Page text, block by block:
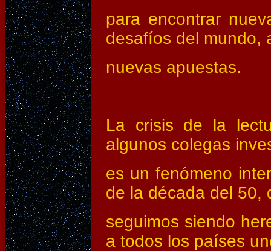
para encontrar
desafíos del mundo,
nuevas apuestas.
La crisis de la
algunos colegas
es un fenómeno
de la década del 50,
seguimos siendo
a todos los países